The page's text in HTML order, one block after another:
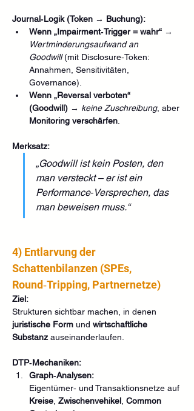
Journal‑Logik (Token → Buchung):
Wenn „Impairment‑Trigger = wahr“ →
Wertminderungsaufwand an
Goodwill (mit Disclosure‑Token:
Annahmen, Sensitivitäten,
Governance).
Wenn „Reversal verboten“
(Goodwill) → keine Zuschreibung, aber
Monitoring verschärfen
Merksatz:
„Goodwill ist kein Posten, den
man versteckt – er ist ein
Performance‑Versprechen, das
man beweisen muss.“
4) Entlarvung der
Schattenbilanzen (SPEs,
Round‑Tripping, Partnernetze)
Ziel:
Strukturen sichtbar machen, in denen
juristische Form und wirtschaftliche
Substanz auseinanderlaufen.
DTP‑Mechaniken:
Graph‑Analysen:
Eigentümer‑ und Transaktionsnetze auf
Kreise Zwischenvehikel Common